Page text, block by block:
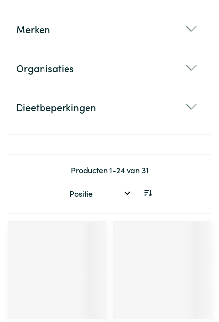
Merken
Organisaties
Dieetbeperkingen
Producten1-24van31
Sorteer op: